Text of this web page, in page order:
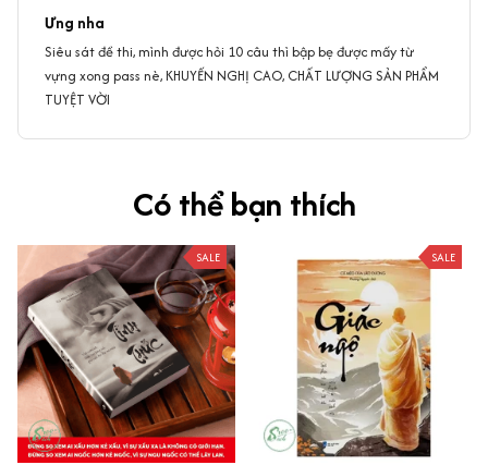
Ưng nha
Siêu sát đề thi, mình được hỏi 10 câu thì bập bẹ được mấy từ
vựng xong pass nè, KHUYẾN NGHỊ CAO, CHẤT LƯỢNG SẢN PHẨM
TUYỆT VỜI
Có thể bạn thích
SALE SALE